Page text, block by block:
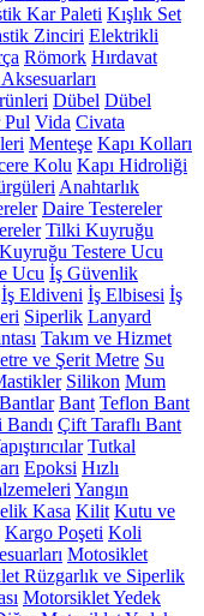
Kar Paleti Kışlık Set
Zinciri Elektrikli
Römork Hırdavat
Dübel Dübel
Pul Vida Civata
Menteşe Kapı Kolları
Kolu Kapı Hidroliği
Anahtarlık
Daire Testereler
Tilki Kuyruğu
Testere Ucu
Ucu İş Güvenlik
İş Eldiveni İş Elbisesi İş
Siperlik Lanyard
Takım ve Hizmet
ve Şerit Metre Su
Silikon Mum
Bantlar Bant Teflon Bant
Çift Taraflı Bant
Tutkal
Epoksi Hızlı
Yangın
Kasa Kilit Kutu ve
Kargo Poşeti Koli
Motosiklet
Rüzgarlık ve Siperlik
Motorsiklet Yedek